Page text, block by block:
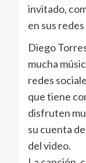
invitado,
en sus
Diego
mucha
redes
que tiene
disfruten
su cuenta
del video.